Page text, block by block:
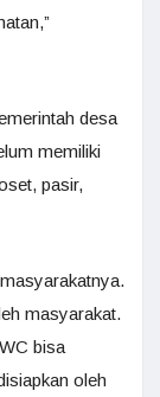
desa
memiliki
pasir,
masyarakat.
bisa
oleh